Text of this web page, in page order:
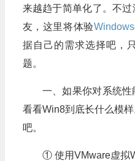
来越趋于简单化了。不
友，这里将体验
据自己的需求选择吧，
题。
一、如果你对系统性
看看Win8到底长什么模
吧。
① 使用VMware虚拟